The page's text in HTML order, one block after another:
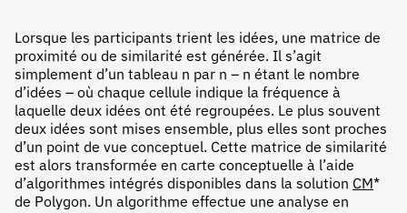
Lorsque les participants trient les idées, une matrice de
proximité ou de similarité est générée. Il s’agit
simplement d’un tableau n par n – n étant le nombre
d’idées – où chaque cellule indique la fréquence à
laquelle deux idées ont été regroupées. Le plus souvent
deux idées sont mises ensemble, plus elles sont proches
d’un point de vue conceptuel. Cette matrice de similarité
est alors transformée en carte conceptuelle à l’aide
d’algorithmes intégrés disponibles dans la solution CM*
de Polygon. Un algorithme effectue une analyse en